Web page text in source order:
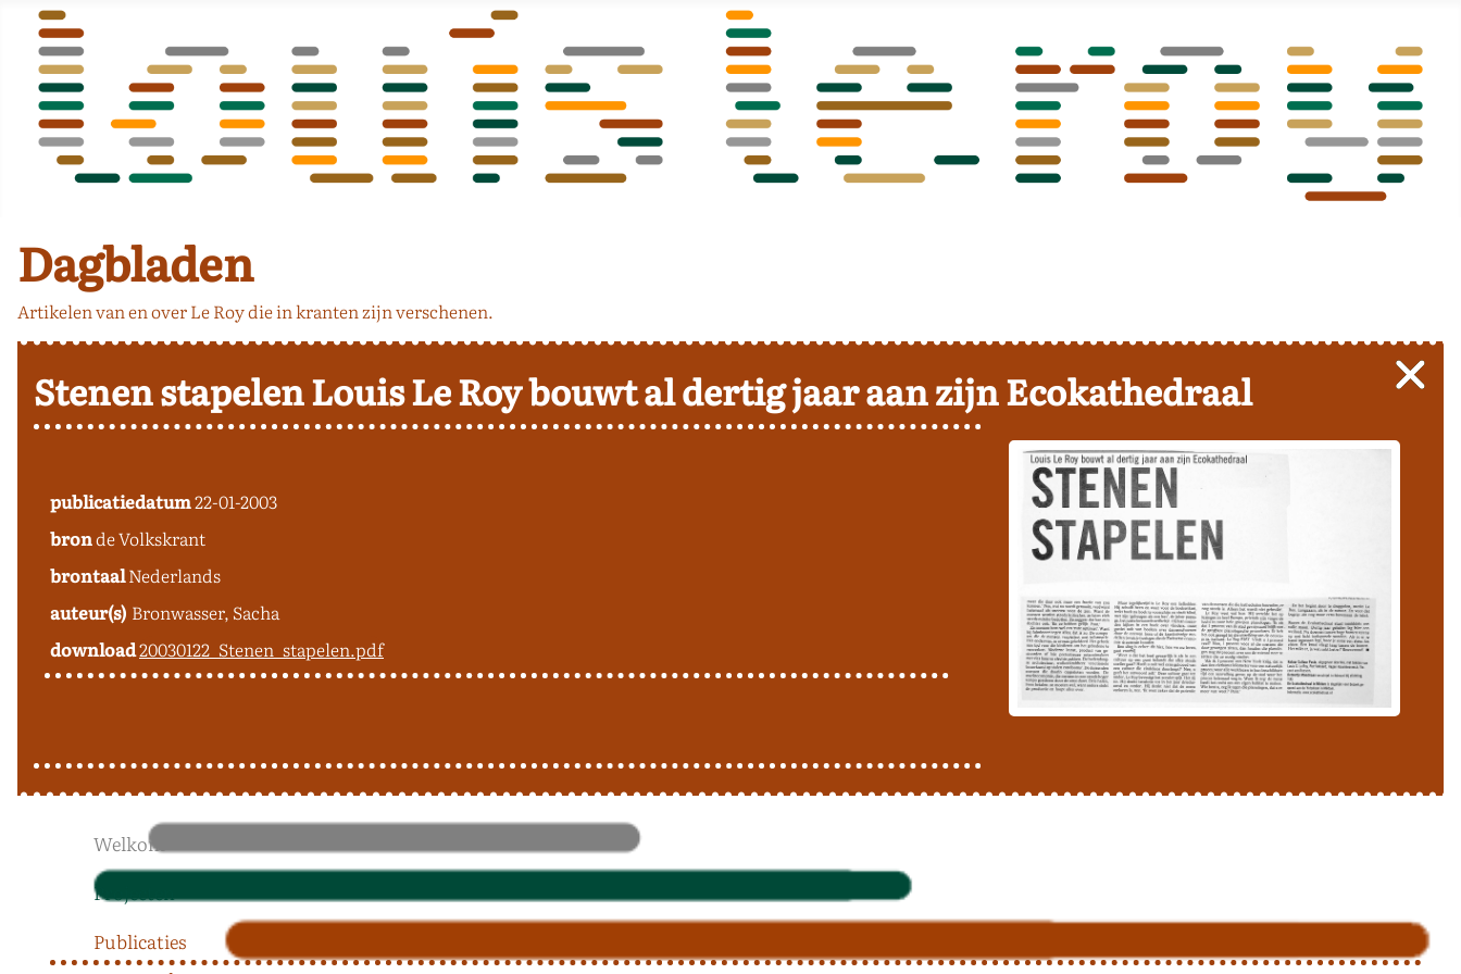
Welkom
Projecten
Publicaties
Dagbladen
Artikelen van en over Le Roy die in kranten zijn verschenen.
Stenen stapelenLouis Le Roy bouwt al dertig jaar aan zijn Ecokathedraal
publicatiedatum22-01-2003
bronde Volkskrant
brontaalNederlands
auteur(s) Bronwasser, Sacha
download20030122_Stenen_stapelen.pdf